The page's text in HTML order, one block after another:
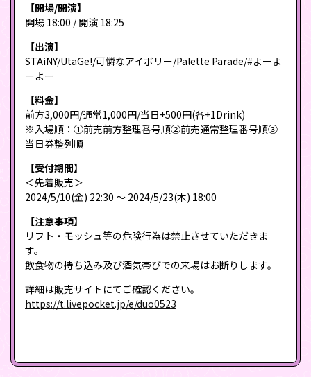
【開場/開演】
開場 18:00 / 開演 18:25
【出演】
STAiNY/UtaGe!/可憐なアイボリー/Palette Parade/#よーよ
ーよー
【料金】
前方3,000円/通常1,000円/当日+500円(各+1Drink)
※入場順：①前売前方整理番号順②前売通常整理番号順③
当日券整列順
【受付期間】
＜先着販売＞
2024/5/10(金) 22:30 〜 2024/5/23(木) 18:00
【注意事項】
リフト・モッシュ等の危険行為は禁止させていただきま
す。
飲食物の持ち込み及び酒気帯びでの来場はお断りします。
詳細は販売サイトにてご確認ください。
https://t.livepocket.jp/e/duo0523